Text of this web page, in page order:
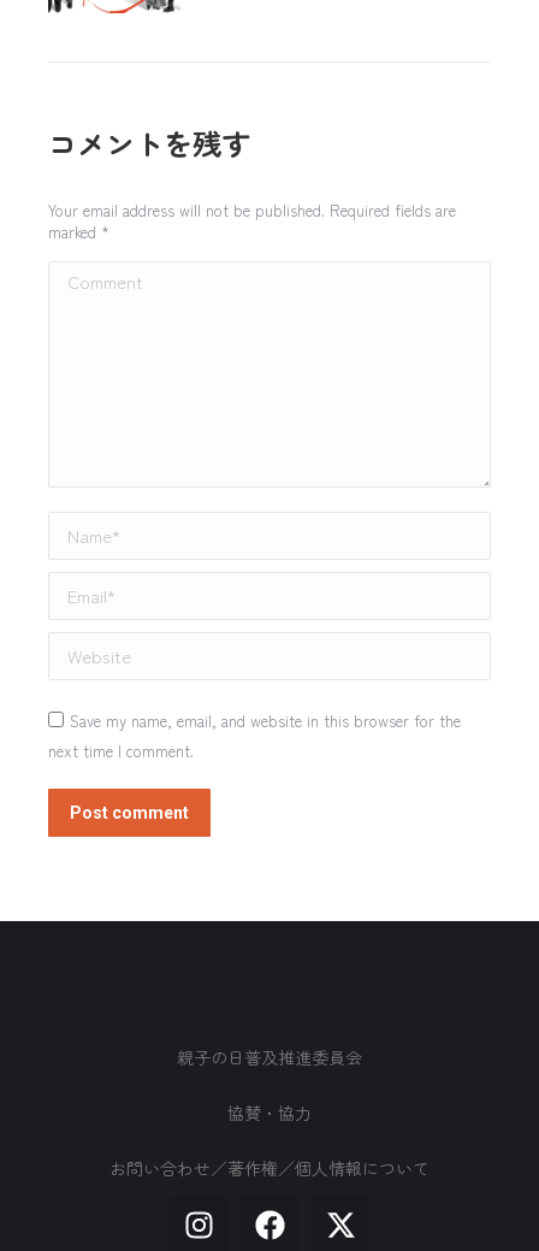
コメントを残す
Your email address will not be published. Required fields are
marked *
Comment
Name *
Email *
Website
Save my name, email, and website in this browser for the
next time I comment.
Post comment
親子の日普及推進委員会
協賛・協力
お問い合わせ／著作権／個人情報について